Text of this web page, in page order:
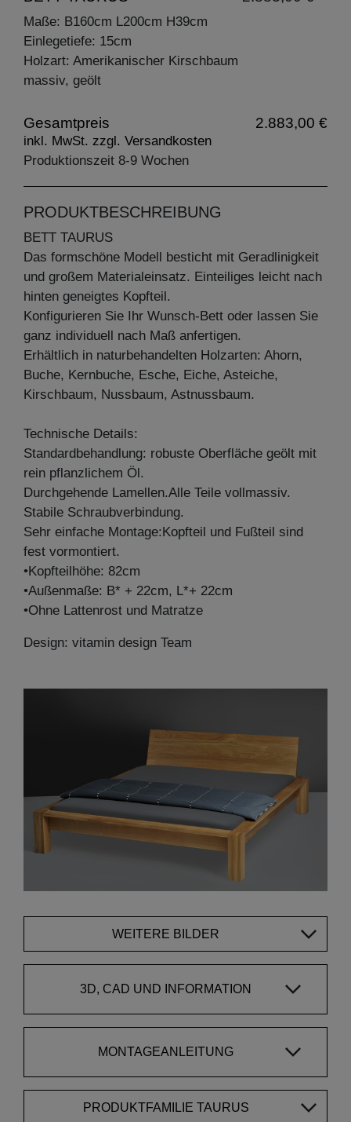
Maße: B160cm L200cm H39cm
Einlegetiefe: 15cm
Holzart: Amerikanischer Kirschbaum
massiv, geölt
Gesamtpreis 2.883,00 €
inkl. MwSt. zzgl. Versandkosten
Produktionszeit 8-9 Wochen
PRODUKTBESCHREIBUNG
BETT TAURUS
Das formschöne Modell besticht mit Geradlinigkeit
und großem Materialeinsatz. Einteiliges leicht nach
hinten geneigtes Kopfteil.
Konfigurieren Sie Ihr Wunsch-Bett oder lassen Sie
ganz individuell nach Maß anfertigen.
Erhältlich in naturbehandelten Holzarten: Ahorn,
Buche, Kernbuche, Esche, Eiche, Asteiche,
Kirschbaum, Nussbaum, Astnussbaum.
Technische Details:
Standardbehandlung: robuste Oberfläche geölt mit
rein pflanzlichem Öl.
Durchgehende Lamellen.Alle Teile vollmassiv.
Stabile Schraubverbindung.
Sehr einfache Montage:Kopfteil und Fußteil sind
fest vormontiert.
•Kopfteilhöhe: 82cm
•Außenmaße: B* + 22cm, L*+ 22cm
•Ohne Lattenrost und Matratze
Design: vitamin design Team
WEITERE BILDER
3D, CAD UND INFORMATION
MONTAGEANLEITUNG
PRODUKTFAMILIE TAURUS